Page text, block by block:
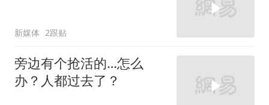
新媒体 2跟贴
旁边有个抢活的…怎么
办？人都过去了？